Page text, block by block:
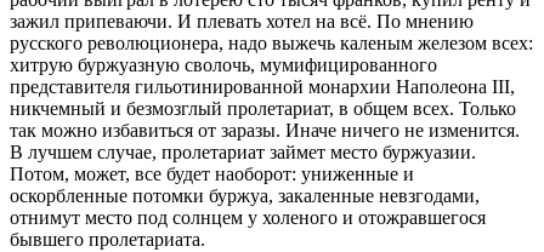
зажил припеваючи. И плевать хотел на всё. По мнению
русского революционера, надо выжечь каленым железом всех:
хитрую буржуазную сволочь, мумифицированного
представителя гильотинированной монархии Наполеона III,
никчемный и безмозглый пролетариат, в общем всех. Только
так можно избавиться от заразы. Иначе ничего не изменитcя.
В лучшем случае, пролетариат займет место буржуазии.
Потом, может, все будет наоборот: униженные и
оскорбленные потомки буржуа, закаленные невзгодами,
отнимут место под солнцем у холеного и отожравшегося
бывшего пролетариата.